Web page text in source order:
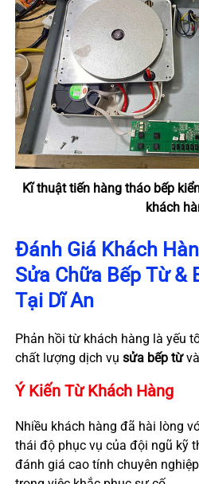
Kĩ thuật tiến hàng tháo bếp
khách
Đánh Giá Khách
Sửa Chữa Bếp Từ &
Tại Dĩ An
Phản hồi từ khách hàng là yếu
chất lượng dịch vụ sửa bếp từ
Ý Kiến Từ Khách Hàng
Nhiều khách hàng đã hài lòng
thái độ phục vụ của đội ngũ kỹ
đánh giá cao tính chuyên